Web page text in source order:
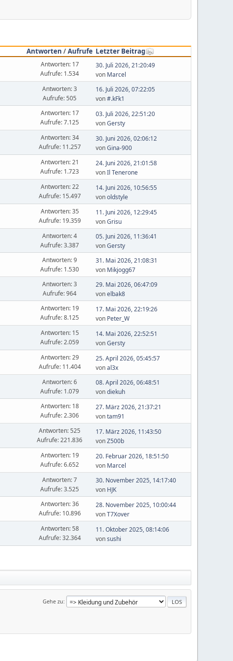
Antworten /Aufrufe Letzter Beitrag
Antworten: 17
Aufrufe: 1.534
30. Juli 2026, 21:20:49
von Marcel
Antworten: 3
Aufrufe: 505
16. Juli 2026, 07:22:05
von#.kFk1
Antworten: 17
Aufrufe: 7.125
03. Juli 2026, 22:51:20
vonGersty
Antworten: 34
Aufrufe: 11.257
30. Juni 2026, 02:06:12
vonGina-900
Antworten: 21
Aufrufe: 1.723
24. Juni 2026, 21:01:58
vonIl Tenerone
Antworten: 22
Aufrufe: 15.497
14. Juni 2026, 10:56:55
vonoldstyle
Antworten: 35
Aufrufe: 19.359
11. Juni 2026, 12:29:45
vonGrisu
Antworten: 4
Aufrufe: 3.387
05. Juni 2026, 11:36:41
vonGersty
Antworten: 9
Aufrufe: 1.530
31. Mai 2026, 21:08:31
von Mikjogg67
Antworten: 3
Aufrufe: 964
29. Mai 2026, 06:47:09
vonelbak8
Antworten: 19
Aufrufe: 8.125
17. Mai 2026, 22:19:26
von Peter_W
Antworten: 15
Aufrufe: 2.059
14. Mai 2026, 22:52:51
vonGersty
Antworten: 29
Aufrufe: 11.404
25. April 2026, 05:45:57
vonal3x
Antworten: 6
Aufrufe: 1.079
08. April 2026, 06:48:51
vondiekuh
Antworten: 18
Aufrufe: 2.306
27. März 2026, 21:37:21
vontam91
Antworten: 525
Aufrufe: 221.836
17. März 2026, 11:43:50
vonZ500b
Antworten: 19
Aufrufe: 6.652
20. Februar 2026, 18:51:50
von Marcel
Antworten: 7
Aufrufe: 3.525
30. November 2025, 14:17:40
von HJK
Antworten: 36
Aufrufe: 10.896
28. November 2025, 10:00:44
vonT7Xover
Antworten: 58
Aufrufe: 32.364
11. Oktober 2025, 08:14:06
vonsushi
Gehe zu